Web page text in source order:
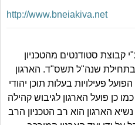
http://www.bneiakiva.net
קבוצת סטודנטים מהטכניון
שנה"ל תשס"ד. הארגון
פעילויות בעלות תוכן יהודי
כן פועל הארגון לגיבוש קהילה
הארגון הוא רב הטכניון הרב